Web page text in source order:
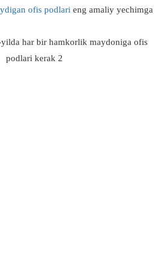
ofis podlari eng amaliy yechimga